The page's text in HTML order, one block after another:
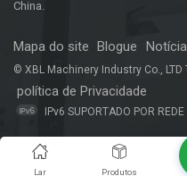
China.
Mapa do site Blogue
© XBL Machinery Industry Co.,
política de Privacidade
IPv6 SUPORTADO POR REDE
Lar Produtos